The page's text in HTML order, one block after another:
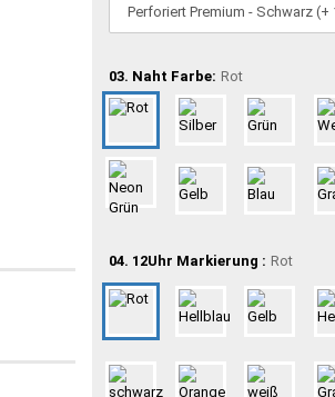
03. Naht Farbe: Rot
04. 12Uhr Markierung : Rot